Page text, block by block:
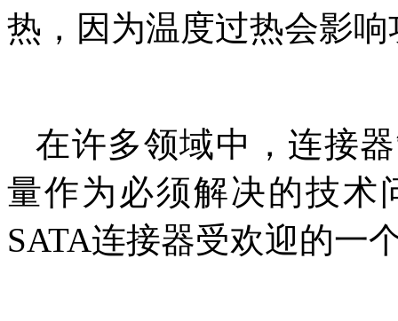
热，因为温度过热会影
在许多领域中，连接
量作为必须解决的技术
SATA连接器受欢迎的一